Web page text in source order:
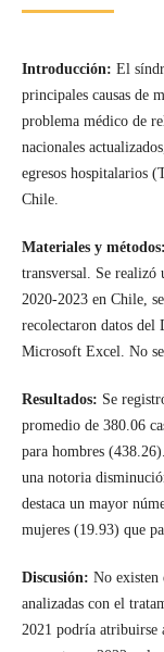
Introducción: El
principales causas de
problema médico de
nacionales
egresos hospitalarios
Chile.
Materiales y métodos:
transversal. Se
2020-2023 en Chile,
recolectaron datos del
Microsoft Excel. No
Resultados: Se
promedio de 380.06
para hombres
una notoria
destaca un mayor
mujeres (19.93) que
Discusión: No existen
analizadas con el
2021 podría atribuirse